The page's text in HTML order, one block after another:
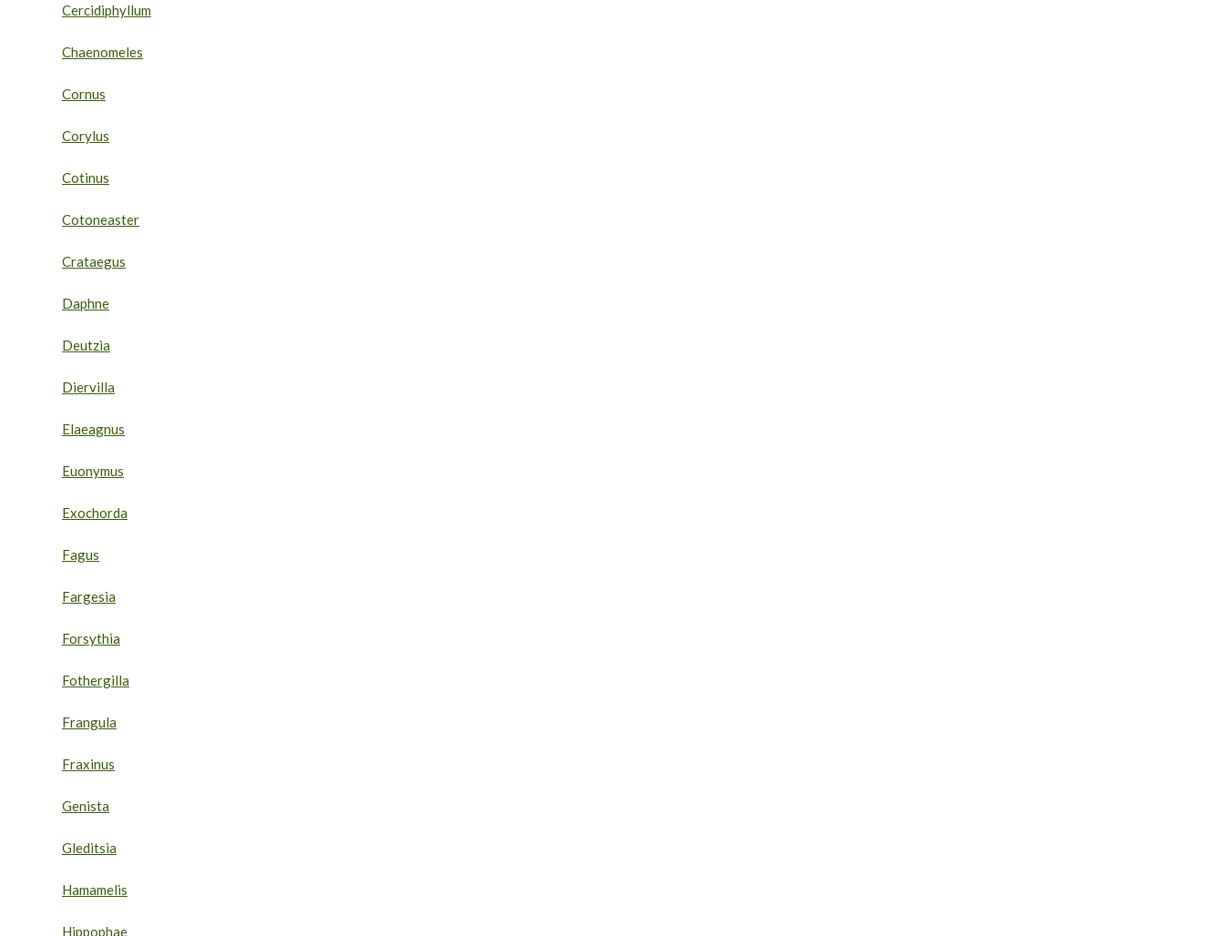
Cercidiphyllum
Chaenomeles
Cornus
Corylus
Cotinus
Cotoneaster
Crataegus
Daphne
Deutzia
Diervilla
Elaeagnus
Euonymus
Exochorda
Fagus
Fargesia
Forsythia
Fothergilla
Frangula
Fraxinus
Genista
Gleditsia
Hamamelis
Hippophae